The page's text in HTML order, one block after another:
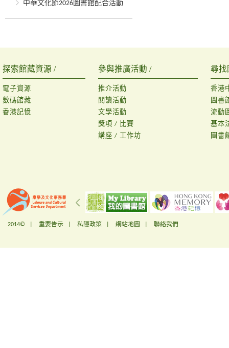
中華文化節2026圖書館配合活動
探索館藏資源 /
電子資源
數碼館藏
香港記憶
參與推廣活動 /
推介活動
閱讀活動
文學活動
獎項 / 比賽
講座 / 工作坊
尋找
香港
圖書
流動
基本
圖書
2014© | 重要告示 私隱政策 網站地圖 聯絡我們